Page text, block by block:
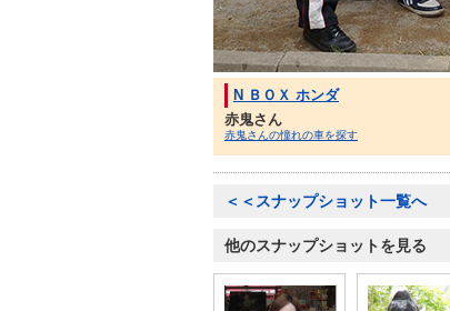
N ＢＯＸ ホンダ
赤鬼さん
赤鬼さんの憧れの車を探す
＜＜スナップショット一覧へ
他のスナップショットを見る